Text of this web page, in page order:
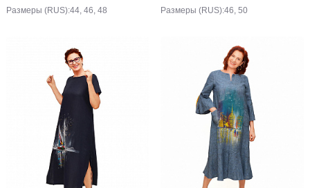
Размеры (RUS):44, 46, 48 Размеры (RUS):46, 50